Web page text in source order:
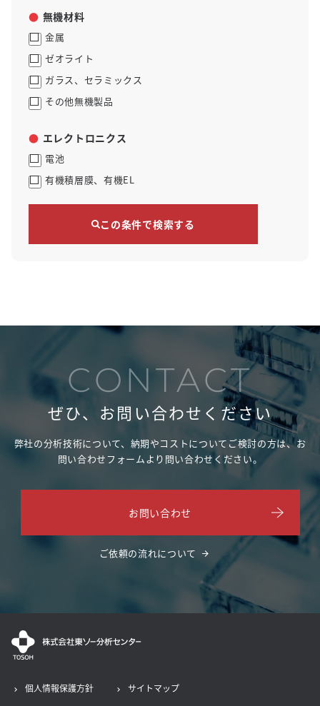
無機材料
金属
ゼオライト
ガラス、セラミックス
その他無機製品
エレクトロニクス
電池
有機積層膜、有機EL
この条件で検索する
CONTACT
ぜひ、お問い合わせください
弊社の分析技術について、納期やコストについてご検討の方は、お
問い合わせフォームより問い合わせください。
お問い合わせ
ご依頼の流れについて
個人情報保護方針 サイトマップ